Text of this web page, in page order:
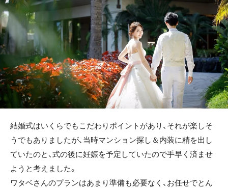
結婚式はいくらでもこだわりポイントがあり、それが楽しそ
うでもありましたが、当時マンション探し＆内装に精を出し
ていたのと、式の後に妊娠を予定していたので手早く済ませ
ようと考えました。
ワタベさんのプランはあまり準備も必要なく、お任せでとん